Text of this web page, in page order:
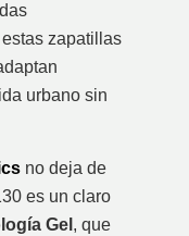
zapatillas
urbano sin
no deja de
es un claro
Gel , que